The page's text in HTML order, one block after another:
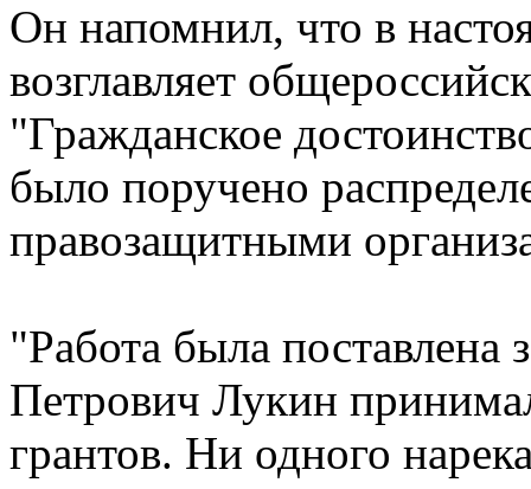
Он напомнил, что в
возглавляет
"Гражданское
было поручено
правозащитными
"Работа была
Петрович Лукин
грантов. Ни одного